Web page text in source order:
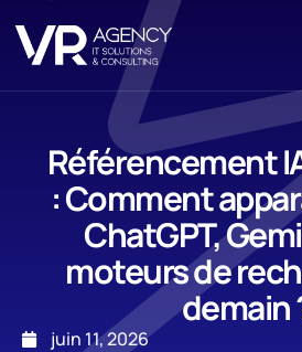
Référencement
: Comment
ChatGPT,
moteurs de
demain
juin 11, 2026